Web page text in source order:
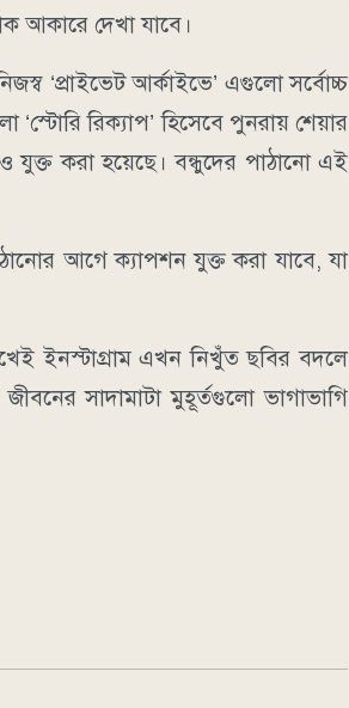
আকারে দেখা যাবে।
‘প্রাইভেট আর্কাইভে’ এগুলো সর্বোচ্চ
রিক্যাপ’ হিসেবে পুনরায় শেয়ার
করা হয়েছে। বন্ধুদের পাঠানো এই
আগে ক্যাপশন যুক্ত করা যাবে, যা
ইনস্টাগ্রাম এখন নিখুঁত ছবির বদলে
সাদামাটা মুহূর্তগুলো ভাগাভাগি